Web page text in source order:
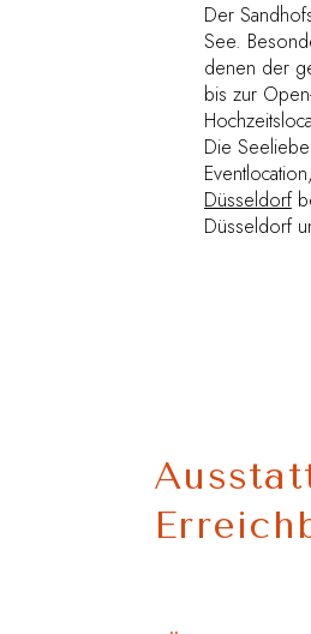
Der
See.
denen der
bis zur
Die
Düsseldorf
Düsseldorf